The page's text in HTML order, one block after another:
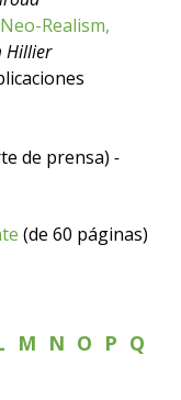
Realism,
Hillier
de prensa) -
(de 60 páginas)
M N O P Q